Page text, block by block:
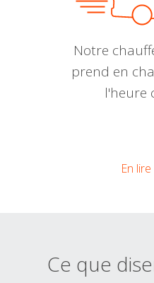
Notre
prend en
l'heure
En
Ce que